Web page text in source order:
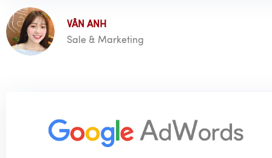
VÂN ANH
Sale & Marketing